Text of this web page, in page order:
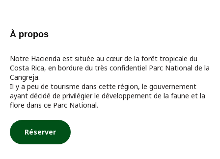
À propos
Notre Hacienda est située au cœur de la forêt tropicale du
Costa Rica, en bordure du très confidentiel Parc National de la
Cangreja.
Il y a peu de tourisme dans cette région, le gouvernement
ayant décidé de privilégier le développement de la faune et la
flore dans ce Parc National.
Réserver